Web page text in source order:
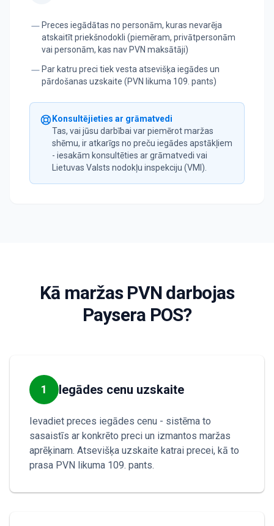
Preces iegādātas no personām, kuras nevarēja
atskaitīt priekšnodokli (piemēram, privātpersonām
vai personām, kas nav PVN maksātāji)
Par katru preci tiek vesta atsevišķa iegādes un
pārdošanas uzskaite (PVN likuma 109. pants)
Konsultējieties ar grāmatvedi
Tas, vai jūsu darbībai var piemērot maržas
shēmu, ir atkarīgs no preču iegādes apstākļiem
- iesakām konsultēties ar grāmatvedi vai
Lietuvas Valsts nodokļu inspekciju (VMI).
Kā maržas PVN darbojas
Paysera POS?
1 Iegādes cenu uzskaite
Ievadiet preces iegādes cenu - sistēma to
sasaistīs ar konkrēto preci un izmantos maržas
aprēķinam. Atsevišķa uzskaite katrai precei, kā to
prasa PVN likuma 109. pants.